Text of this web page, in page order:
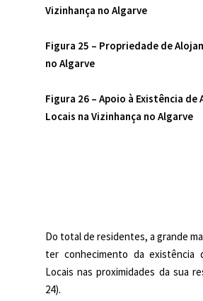
Vizinhança no Algarve
Figura 25 – Propriedade de
no Algarve
Figura 26 – Apoio à Existência de
Locais na Vizinhança no Algarve
Do total de residentes, a grande
ter conhecimento da existência
Locais nas proximidades da sua
24).